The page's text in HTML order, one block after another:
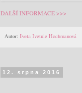
DALŠÍ INFORMACE >>>
Autor: Iveta Ivetule Hochmanová
12. srpna 2016